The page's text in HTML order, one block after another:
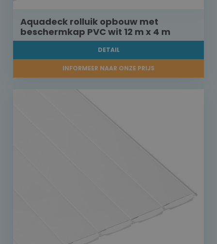
Aquadeck rolluik opbouw met
beschermkap PVC wit 12 m x 4 m
DETAIL
INFORMEER NAAR ONZE PRIJS